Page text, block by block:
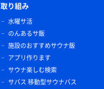
取り組み
水曜サ活
のんあるサ飯
施設のおすすめサウナ飯
アプリ作ります
サウナ楽しむ検索
サバス 移動型サウナバス